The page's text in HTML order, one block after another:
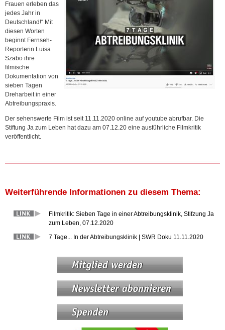
Frauen erleben das
jedes Jahr in
Deutschland!“ Mit
diesen Worten
beginnt Fernseh-
Reporterin Luisa
Szabo ihre
filmische
Dokumentation von
sieben Tagen
Dreharbeit in einer
Abtreibungspraxis.
Der sehenswerte Film ist seit 11.11.2020 online auf youtube abrufbar. Die
Stiftung Ja zum Leben hat dazu am 07.12.20 eine ausführliche Filmkritik
veröffentlicht.
Weiterführende Informationen zu diesem Thema:
Filmkritik: Sieben Tage in einer Abtreibungsklinik, Stifzung Ja
zum Leben, 07.12.2020
7 Tage... In der Abtreibungsklinik | SWR Doku 11.11.2020